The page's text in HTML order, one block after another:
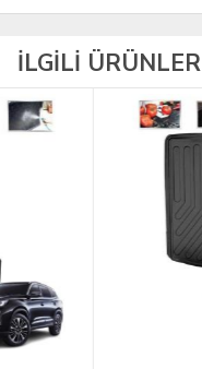
İLGİLİ ÜRÜNLER